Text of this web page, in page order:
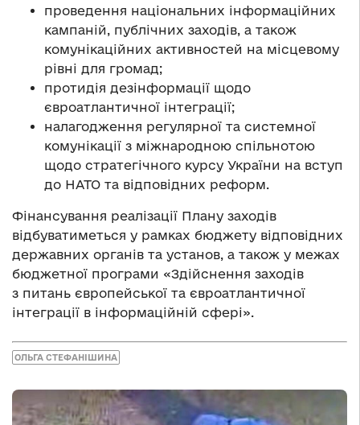
проведення національних інформаційних
кампаній, публічних заходів, а також
комунікаційних активностей на місцевому
рівні для громад;
протидія дезінформації щодо
євроатлантичної інтеграції;
налагодження регулярної та системної
комунікації з міжнародною спільнотою
щодо стратегічного курсу України на вступ
до НАТО та відповідних реформ.
Фінансування реалізації Плану заходів
відбуватиметься у рамках бюджету відповідних
державних органів та установ, а також у межах
бюджетної програми «Здійснення заходів
з питань європейської та євроатлантичної
інтеграції в інформаційній сфері».
ОЛЬГА СТЕФАНІШИНА